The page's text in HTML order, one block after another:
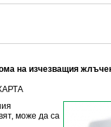
на изчезващия
може да са